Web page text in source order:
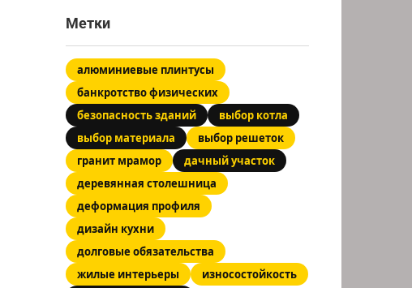
Метки
алюминиевые плинтусы
банкротство физических
безопасность зданий
выбор котла
выбор материала
выбор решеток
гранит мрамор
дачный участок
деревянная столешница
деформация профиля
дизайн кухни
долговые обязательства
жилые интерьеры
износостойкость